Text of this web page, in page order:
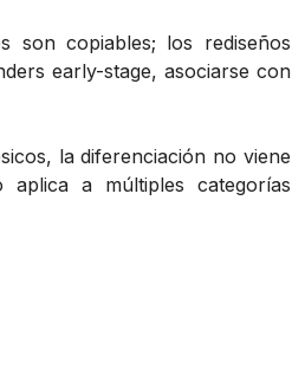
son copiables; los rediseños
early-stage, asociarse con
la diferenciación no viene
a múltiples categorías